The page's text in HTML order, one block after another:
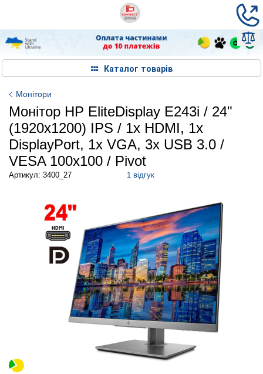
Каталог товарів
Монітори
Монітор HP EliteDisplay E243i / 24"
(1920x1200) IPS / 1x HDMI, 1x
DisplayPort, 1x VGA, 3x USB 3.0 /
VESA 100x100 / Pivot
Артикул: 3400_27 1 відгук